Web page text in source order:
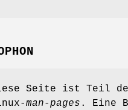
Seite ist Teil
man-pages . Eine